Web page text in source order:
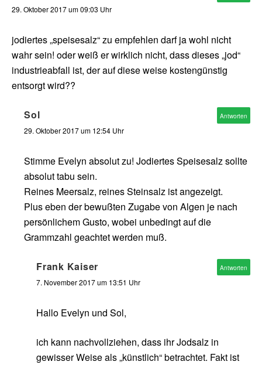
29. Oktober 2017 um 09:03 Uhr
jodiertes „speisesalz“ zu empfehlen darf ja wohl nicht
wahr sein! oder weiß er wirklich nicht, dass dieses „jod“
industrieabfall ist, der auf diese weise kostengünstig
entsorgt wird??
Sol
29. Oktober 2017 um 12:54 Uhr
Stimme Evelyn absolut zu! Jodiertes Speisesalz sollte
absolut tabu sein.
Reines Meersalz, reines Steinsalz ist angezeigt.
Plus eben der bewußten Zugabe von Algen je nach
persönlichem Gusto, wobei unbedingt auf die
Grammzahl geachtet werden muß.
Antworten
Frank Kaiser
7. November 2017 um 13:51 Uhr
Hallo Evelyn und Sol,
ich kann nachvollziehen, dass ihr Jodsalz in
gewisser Weise als „künstlich“ betrachtet. Fakt ist
Antworten